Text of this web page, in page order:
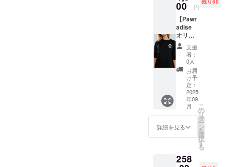
S、M、
L、XL
・カ
ラー展
開：白
00 円
残り50
【Pawr
adise
オリジ
ナルブ
ランドT
シャ
ツ】
”Pawra
dise”ロ
ゴをデ
ザイン
したT
シャツ
を提供
しま
す。 ・
展開：
支援
者：
0人
お届
け予
定：
2025
年09
月
詳細を見る
こ
の
リ
タ
ー
ン
を
選
択
す
る
258